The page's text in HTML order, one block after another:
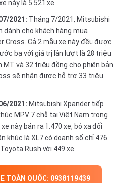
này là 5.521 xe.
2021: Tháng 7/2021, Mitsubishi
dành cho khách hàng mua
Cross. Cả 2 mẫu xe này đều được
bạ với giá trị lần lượt là 28 triệu
MT và 32 triệu đồng cho phiên bản
sẽ nhận được hỗ trợ 33 triệu
2021: Mitsubishi Xpander tiếp
MPV 7 chỗ tại Việt Nam trong
này bán ra 1.470 xe, bỏ xa đối
khúc là XL7 có doanh số chỉ 476
Rush với 449 xe.
TOÀN QUỐC: 0938119439